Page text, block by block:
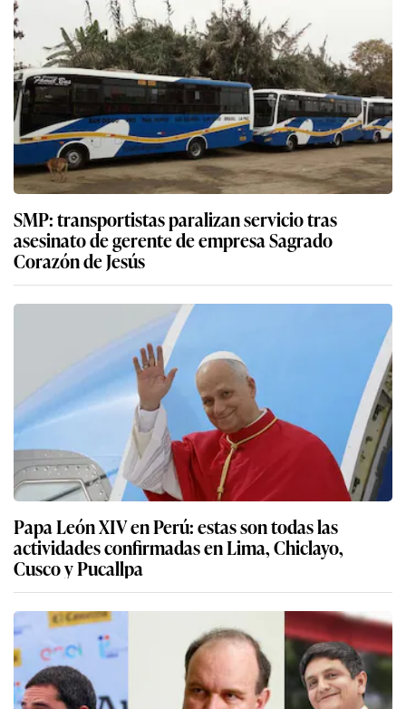
SMP: transportistas paralizan servicio tras
asesinato de gerente de empresa Sagrado
Corazón de Jesús
Papa León XIV en Perú: estas son todas las
actividades confirmadas en Lima, Chiclayo,
Cusco y Pucallpa